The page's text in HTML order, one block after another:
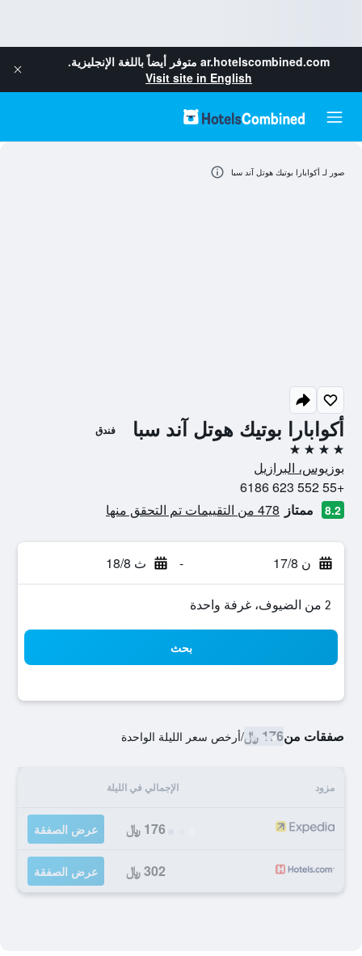
ar.hotelscombined.com متوفر أيضاً باللغة الإنجليزية.
Visit site in English
أكوابارا بوتيك هوتل آند سبا فندق
4 نجوم
بوزيوس، البرازيل
+55 552 623 6186
8.2 ممتاز 478 من التقييمات تم التحقق منها
ن 17/8 - ث 18/8
2 من الضيوف، غرفة واحدة
بحث
صفقات من176 ﷼ /أرخص سعر الليلة الواحدة
مزود الإجمالي في الليلة
176 ﷼ عرض الصفقة
302 ﷼ عرض الصفقة
صور لـ أكوابارا بوتيك هوتل آند سبا